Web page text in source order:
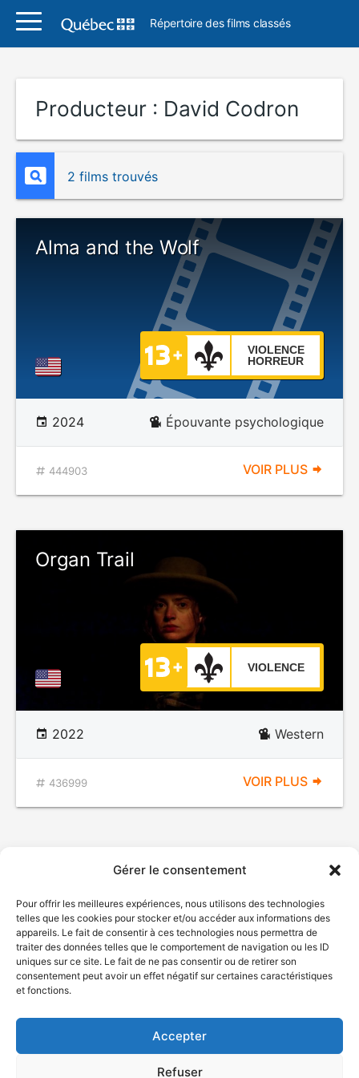
Gérer le consentement
Pour offrir les meilleures expériences, nous utilisons des technologies
telles que les cookies pour stocker et/ou accéder aux informations des
appareils. Le fait de consentir à ces technologies nous permettra de
traiter des données telles que le comportement de navigation ou les ID
uniques sur ce site. Le fait de ne pas consentir ou de retirer son
consentement peut avoir un effet négatif sur certaines caractéristiques
et fonctions.
Accepter
Refuser
Répertoire des films classés
Producteur : David Codron
2 films trouvés
Alma and the Wolf
VIOLENCE
HORREUR
2024 Épouvante psychologique
444903 VOIR PLUS
Organ Trail
VIOLENCE
2022 Western
436999 VOIR PLUS
© Gouvernement du Québec, 2026
Plan du site
Accessibilité
Accès à l'information
Déclaration de services